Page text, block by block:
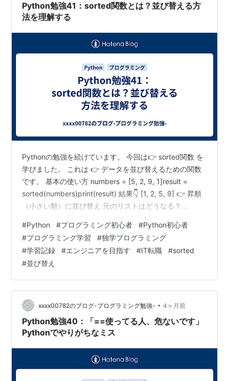
Python勉強41：sorted関数とは？並び替える方
法を理解する
Pythonの勉強を続けています。 今回は👉 sorted関数 を
学びました。 これは 👉 データを並び替えるための関数
です。 基本の使い方 numbers = [5, 2, 9, 1]result =
sorted(numbers)print(result) 結果👇 [1, 2, 5, 9] 👉 昇順
（小さい順）に並び替え 元のリストはどうなる？
降順 result = sorted(numbers,
reverse=True)print(result) 結果👇 [9, 5, 2, 1] 👉 大きい…
#Python #プログラミング初心者 #Python初心者
#プログラミング学習 #独学プログラミング
#学習記録 #エンジニアを目指す #IT転職 #sorted
#並び替え
xxxx00782のブログ-プログラミング勉強- • 4ヶ月前
Python勉強40：「==使ってる人、危ないです」
Pythonでやりがちなミス